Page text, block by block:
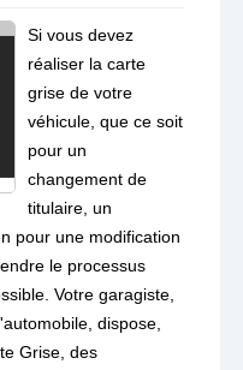
Si vous devez
réaliser la carte
grise de votre
véhicule, que ce soit
pour un
changement de
titulaire, un
pour une modification
le processus
Votre garagiste,
dispose,
Grise, des